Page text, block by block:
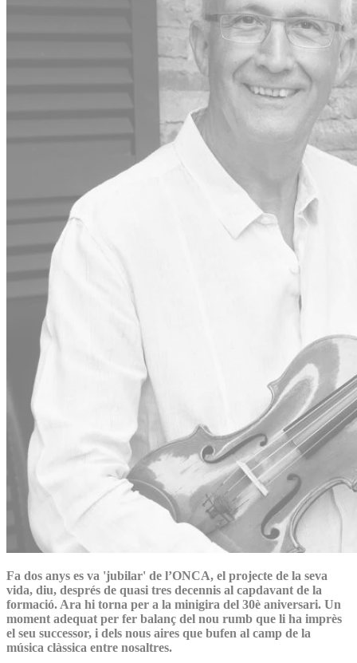
Fa dos anys es va 'jubilar' de l’ONCA, el projecte de la seva
vida, diu, després de quasi tres decennis al capdavant de la
formació. Ara hi torna per a la minigira del 30è aniversari. Un
moment adequat per fer balanç del nou rumb que li ha imprès
el seu successor, i dels nous aires que bufen al camp de la
música clàssica entre nosaltres.